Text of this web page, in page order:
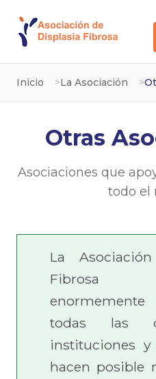
Inicio La Asociación
Otras
Asociaciones que
todo el
La
Fibrosa
todas las
instituciones
hacen posible